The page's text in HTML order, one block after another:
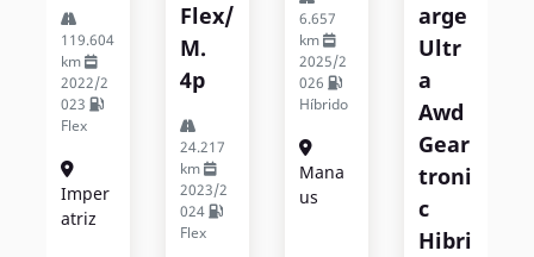
119.604
km
2022/2
023
Flex
Imper
Atriz
Flex/
M.
4p
24.217
km
2023/2
024
Flex
6.657
km
2025/2
026
Híbrido
Mana
Us
Arge
Ultr
A
Awd
Gear
Troni
C
Hibri